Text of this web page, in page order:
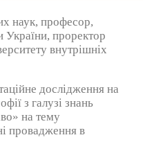
наук, професор,
України, проректор
внутрішніх
дослідження на
з галузі знань
на тему
провадження в